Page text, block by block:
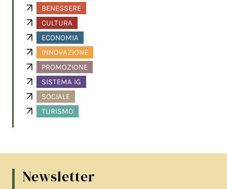
BENESSERE
CULTURA
ECONOMIA
INNOVAZIONE
PROMOZIONE
SISTEMA IG
SOCIALE
TURISMO
Newsletter